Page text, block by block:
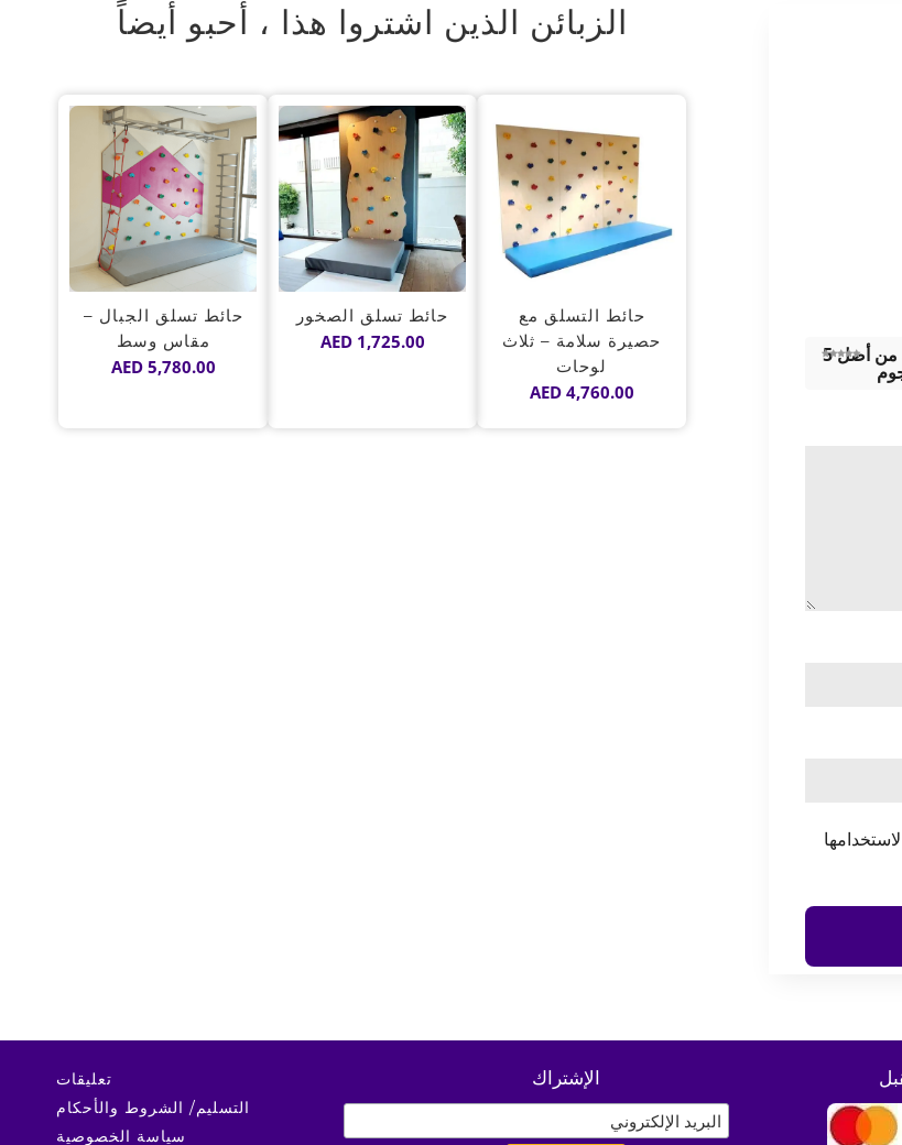
5 من أصل 5
الزبائن الذين اشتروا هذا ، أحبو أيضاً
حائط التسلق مع
حصيرة سلامة – ثلاث
لوحات
AED4,760.00
حائط تسلق الصخور
AED1,725.00
حائط تسلق الجبال –
مقاس وسط
AED5,780.00
الإشتراك
تعليقات
التسليم/ الشروط والأحكام
سياسة الخصوصية